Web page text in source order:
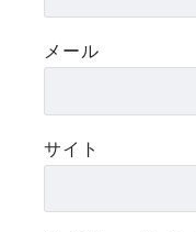
メール
サイト